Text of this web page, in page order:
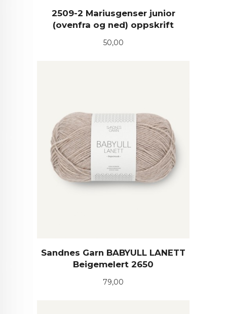
2509-2 Mariusgenser junior
(ovenfra og ned) oppskrift
Pris
50,00
Sandnes Garn BABYULL LANETT
Beigemelert 2650
Pris
79,00